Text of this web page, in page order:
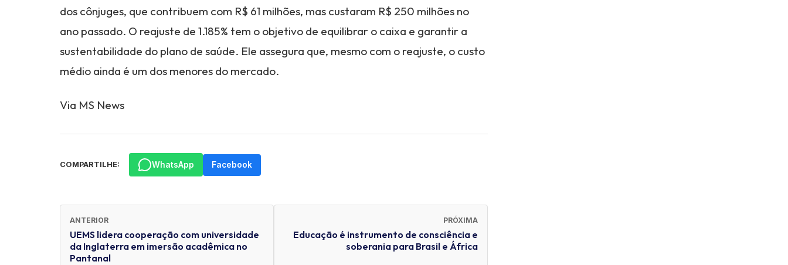
dos cônjuges, que contribuem com R$ 61 milhões, mas custaram R$ 250 milhões no
ano passado. O reajuste de 1.185% tem o objetivo de equilibrar o caixa e garantir a
sustentabilidade do plano de saúde. Ele assegura que, mesmo com o reajuste, o custo
médio ainda é um dos menores do mercado.
Via MS News
COMPARTILHE: WhatsApp Facebook
ANTERIOR
UEMS lidera cooperação com universidade
da Inglaterra em imersão acadêmica no
Pantanal
PRÓXIMA
Educação é instrumento de consciência e
soberania para Brasil e África